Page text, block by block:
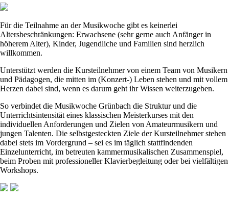
Für die Teilnahme an der Musikwoche gibt es keinerlei
Altersbeschränkungen: Erwachsene (sehr gerne auch Anfänger in
höherem Alter), Kinder, Jugendliche und Familien sind herzlich
willkommen.
Unterstützt werden die Kursteilnehmer von einem Team von Musikern
und Pädagogen, die mitten im (Konzert-) Leben stehen und mit vollem
Herzen dabei sind, wenn es darum geht ihr Wissen weiterzugeben.
So verbindet die Musikwoche Grünbach die Struktur und die
Unterrichtsintensität eines klassischen Meisterkurses mit den
individuellen Anforderungen und Zielen von Amateurmusikern und
jungen Talenten. Die selbstgesteckten Ziele der Kursteilnehmer stehen
dabei stets im Vordergrund – sei es im täglich stattfindenden
Einzelunterricht, im betreuten kammermusikalischen Zusammenspiel,
beim Proben mit professioneller Klavierbegleitung oder bei vielfältigen
Workshops.